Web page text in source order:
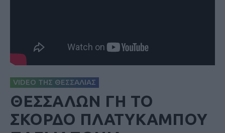
VIDEO ΤΗΣ ΘΕΣΣΑΛΙΑΣ
ΘΕΣΣΑΛΩΝ ΓΗ ΤΟ
ΣΚΟΡΔΟ ΠΛΑΤΥΚΑΜΠΟΥ